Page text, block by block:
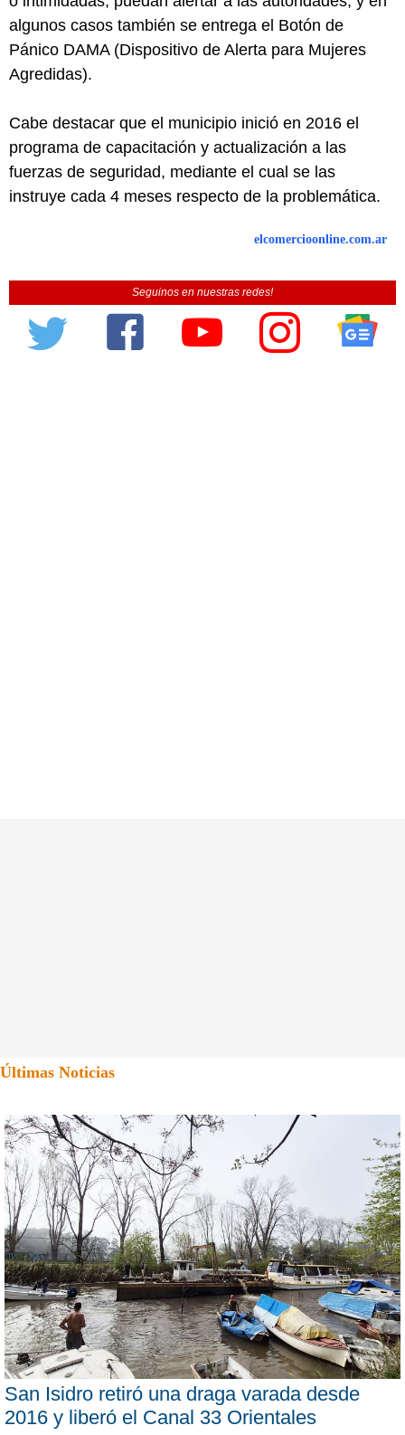
algunos casos también se entrega el Botón de
Pánico DAMA (Dispositivo de Alerta para Mujeres
Agredidas).
Cabe destacar que el municipio inició en 2016 el
programa de capacitación y actualización a las
fuerzas de seguridad, mediante el cual se las
instruye cada 4 meses respecto de la problemática.
elcomercioonline.com.ar
Seguinos en nuestras redes!
Últimas Noticias
San Isidro retiró una draga varada desde
2016 y liberó el Canal 33 Orientales